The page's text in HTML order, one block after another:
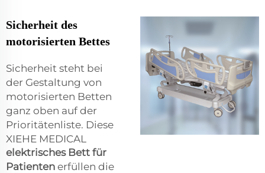
Sicherheit des
motorisierten Bettes
Sicherheit steht bei
der Gestaltung von
motorisierten Betten
ganz oben auf der
Prioritätenliste. Diese
XIEHE MEDICAL
elektrisches Bett für
Patienten erfüllen die